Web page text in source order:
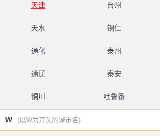
天津 台州
天水 铜仁
通化 泰州
通辽 泰安
铜川 吐鲁番
W (以W为开头的城市名)